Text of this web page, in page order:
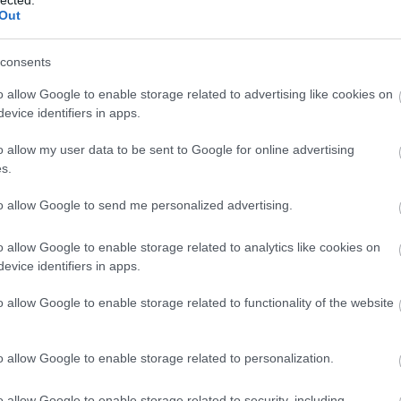
allow Google to enable storage related to advertising like cookies on
identifiers in apps.
allow my user data to be sent to Google for online advertising
allow Google to send me personalized advertising.
allow Google to enable storage related to analytics like cookies on
identifiers in apps.
allow Google to enable storage related to functionality of the website
allow Google to enable storage related to personalization.
feleségét, akit az egész darab során
mindig meghiúsul, és Pontagnac sosem jut el a
a végsőkig kitartó, biztos tudatában annak, hogy
minden a legrosszabbul sül el a számára.